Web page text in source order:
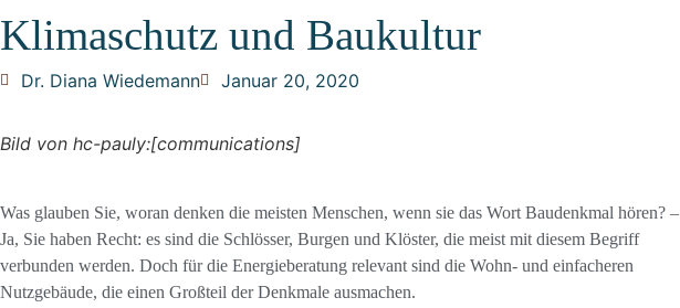
Klimaschutz und Baukultur
Dr. Diana Wiedemann Januar 20, 2020
Bild von hc-pauly:[communications]
Was glauben Sie, woran denken die meisten Menschen, wenn sie das Wort Baudenkmal hören? –
Ja, Sie haben Recht: es sind die Schlösser, Burgen und Klöster, die meist mit diesem Begriff
verbunden werden. Doch für die Energieberatung relevant sind die Wohn- und einfacheren
Nutzgebäude, die einen Großteil der Denkmale ausmachen.